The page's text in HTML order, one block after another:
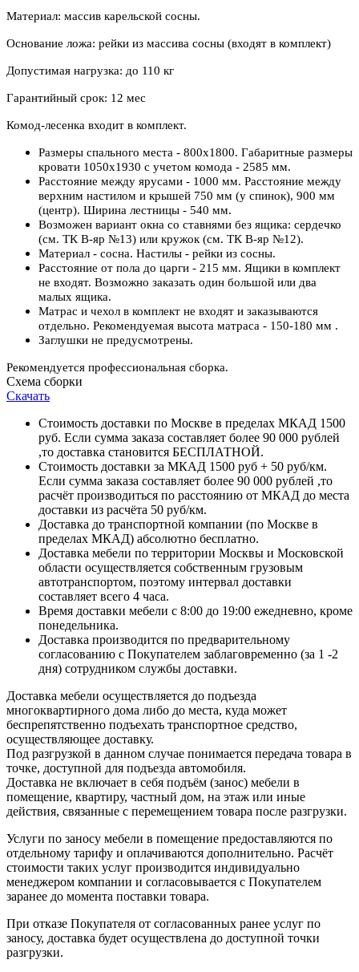
Материал: массив карельской сосны.
Основание ложа: рейки из массива сосны (входят в комплект)
Допустимая нагрузка: до 110 кг
Гарантийный срок: 12 мес
Комод-лесенка входит в комплект.
Размеры спального места - 800х1800. Габаритные размеры
кровати 1050х1930 с учетом комода - 2585 мм.
Расстояние между ярусами - 1000 мм. Расстояние между
верхним настилом и крышей 750 мм (у спинок), 900 мм
(центр). Ширина лестницы - 540 мм.
Возможен вариант окна со ставнями без ящика: сердечко
(см. ТК В-яр №13) или кружок (см. ТК В-яр №12).
Материал - сосна. Настилы - рейки из сосны.
Расстояние от пола до царги - 215 мм. Ящики в комплект
не входят. Возможно заказать один большой или два
малых ящика.
Матрас и чехол в комплект не входят и заказываются
отдельно. Рекомендуемая высота матраса - 150-180 мм .
Заглушки не предусмотрены.
Рекомендуется профессиональная сборка.
Схема сборки
Скачать
Стоимость доставки по Москве в пределах МКАД 1500
руб. Если сумма заказа составляет более 90 000 рублей
,то доставка становится БЕСПЛАТНОЙ.
Стоимость доставки за МКАД 1500 руб + 50 руб/км.
Если сумма заказа составляет более 90 000 рублей ,то
расчёт производиться по расстоянию от МКАД до места
доставки из расчёта 50 руб/км.
Доставка до транспортной компании (по Москве в
пределах МКАД) абсолютно бесплатно.
Доставка мебели по территории Москвы и Московской
области осуществляется собственным грузовым
автотранспортом, поэтому интервал доставки
составляет всего 4 часа.
Время доставки мебели с 8:00 до 19:00 ежедневно, кроме
понедельника.
Доставка производится по предварительному
согласованию с Покупателем заблаговременно (за 1 -2
дня) сотрудником службы доставки.
Доставка мебели осуществляется до подъезда
многоквартирного дома либо до места, куда может
беспрепятственно подъехать транспортное средство,
осуществляющее доставку.
Под разгрузкой в данном случае понимается передача товара в
точке, доступной для подъезда автомобиля.
Доставка не включает в себя подъём (занос) мебели в
помещение, квартиру, частный дом, на этаж или иные
действия, связанные с перемещением товара после разгрузки.
Услуги по заносу мебели в помещение предоставляются по
отдельному тарифу и оплачиваются дополнительно. Расчёт
стоимости таких услуг производится индивидуально
менеджером компании и согласовывается с Покупателем
заранее до момента поставки товара.
При отказе Покупателя от согласованных ранее услуг по
заносу, доставка будет осуществлена до доступной точки
разгрузки.